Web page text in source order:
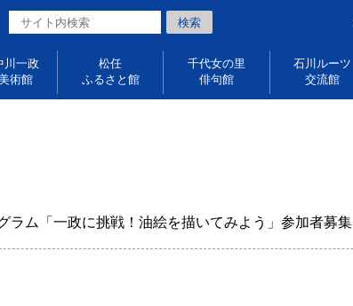
川一政
術館
松任
ふるさと館
千代女の里
俳句館
石川ルーツ
交流館
ム「一政に挑戦！油絵を描いてみよう」参加者募集